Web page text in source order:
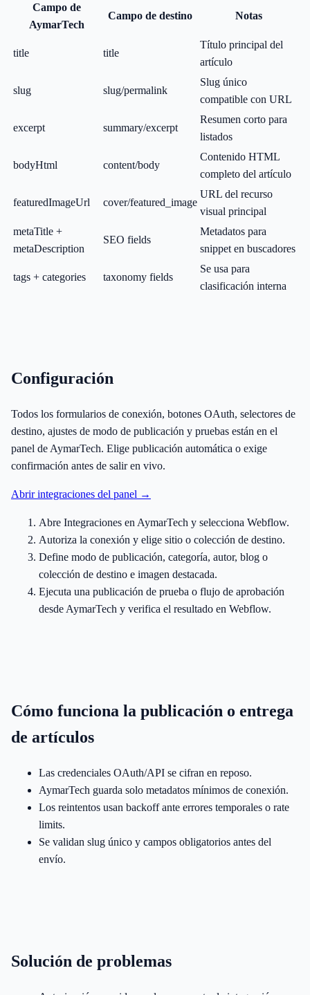
Campo de
AymarTech
Campo de destino Notas
title title
Título principal del
artículo
slug slug/permalink
Slug único
compatible con URL
excerpt summary/excerpt
Resumen corto para
listados
bodyHtml content/body
Contenido HTML
completo del artículo
featuredImageUrl cover/featured_image
URL del recurso
visual principal
metaTitle +
metaDescription
SEO fields
Metadatos para
snippet en buscadores
tags + categories taxonomy fields
Se usa para
clasificación interna
Configuración
Todos los formularios de conexión, botones OAuth, selectores de
destino, ajustes de modo de publicación y pruebas están en el
panel de AymarTech. Elige publicación automática o exige
confirmación antes de salir en vivo.
Abrir integraciones del panel →
Abre Integraciones en AymarTech y selecciona Webflow.
Autoriza la conexión y elige sitio o colección de destino.
Define modo de publicación, categoría, autor, blog o
colección de destino e imagen destacada.
Ejecuta una publicación de prueba o flujo de aprobación
desde AymarTech y verifica el resultado en Webflow.
Cómo funciona la publicación o entrega
de artículos
Las credenciales OAuth/API se cifran en reposo.
AymarTech guarda solo metadatos mínimos de conexión.
Los reintentos usan backoff ante errores temporales o rate
limits.
Se validan slug único y campos obligatorios antes del
envío.
Solución de problemas